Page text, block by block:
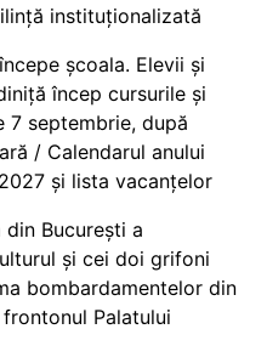
instituționalizată
școala. Elevii și
încep cursurile și
7 septembrie, după
/ Calendarul anului
și lista vacanțelor
București a
și cei doi grifoni
bombardamentelor din
Palatului